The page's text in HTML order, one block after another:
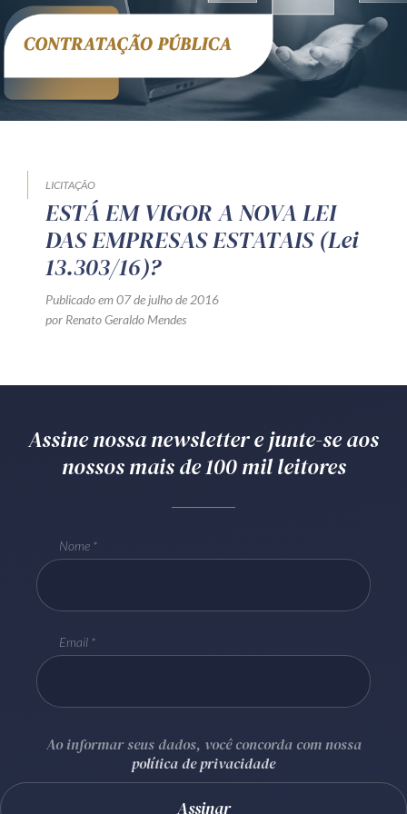
Av. Sete de Setembro, 4698
Batel Curitiba/PR CEP80240-000
LICITAÇÃO
ESTÁ EM VIGOR A NOVA LEI
DAS EMPRESAS ESTATAIS (Lei
13.303/16)?
Publicado em 07 de julho de 2016
por Renato Geraldo Mendes
Assine nossa newsletter e junte-se aos
nossos mais de 100 mil leitores
Nome
Email
Ao informar seus dados, você concorda com nossa
política de privacidade